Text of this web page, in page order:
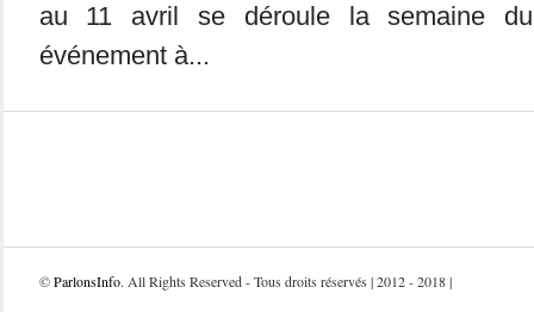
au 11 avril se déroule la semaine
événement à...
©ParlonsInfo. All Rights Reserved - Tous droits réservés | 2012 - 2018 |